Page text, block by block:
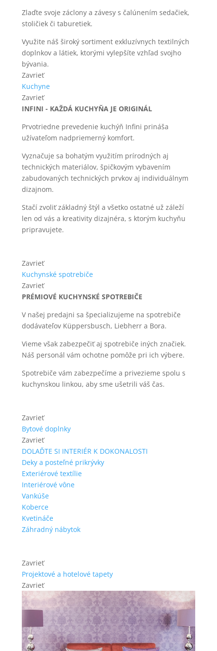
Zlaďte svoje záclony a závesy s čalúnením sedačiek,
stoličiek či taburetiek.
Využite náš široký sortiment exkluzívnych textilných
doplnkov a látiek, ktorými vylepšíte vzhľad svojho
bývania.
Zavrieť
Kuchyne
Zavrieť
INFINI - KAŽDÁ KUCHYŇA JE ORIGINÁL
Prvotriedne prevedenie kuchýň Infini prináša
užívateľom nadpriemerný komfort.
Vyznačuje sa bohatým využitím prírodných aj
technických materiálov, špičkovým vybavením
zabudovaných technických prvkov aj individuálnym
dizajnom.
Stačí zvoliť základný štýl a všetko ostatné už záleží
len od vás a kreativity dizajnéra, s ktorým kuchyňu
pripravujete.
Zavrieť
Kuchynské spotrebiče
Zavrieť
PRÉMIOVÉ KUCHYNSKÉ SPOTREBIČE
V našej predajni sa špecializujeme na spotrebiče
dodávateľov Küppersbusch, Liebherr a Bora.
Vieme však zabezpečiť aj spotrebiče iných značiek.
Náš personál vám ochotne pomôže pri ich výbere.
Spotrebiče vám zabezpečíme a privezieme spolu s
kuchynskou linkou, aby sme ušetrili váš čas.
Zavrieť
Bytové doplnky
Zavrieť
DOLAĎTE SI INTERIÉR K DOKONALOSTI
Deky a posteľné prikrývky
Exteriérové textílie
Interiérové vône
Vankúše
Koberce
Kvetináče
Záhradný nábytok
Zavrieť
Projektové a hotelové tapety
Zavrieť